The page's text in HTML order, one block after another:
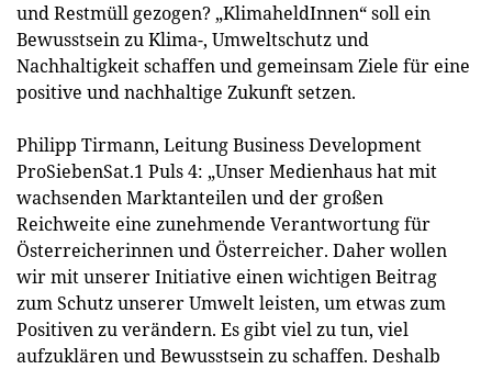
und Restmüll gezogen? „KlimaheldInnen“ soll ein
Bewusstsein zu Klima-, Umweltschutz und
Nachhaltigkeit schaffen und gemeinsam Ziele für eine
positive und nachhaltige Zukunft setzen.
Philipp Tirmann, Leitung Business Development
ProSiebenSat.1 Puls 4: „Unser Medienhaus hat mit
wachsenden Marktanteilen und der großen
Reichweite eine zunehmende Verantwortung für
Österreicherinnen und Österreicher. Daher wollen
wir mit unserer Initiative einen wichtigen Beitrag
zum Schutz unserer Umwelt leisten, um etwas zum
Positiven zu verändern. Es gibt viel zu tun, viel
aufzuklären und Bewusstsein zu schaffen. Deshalb